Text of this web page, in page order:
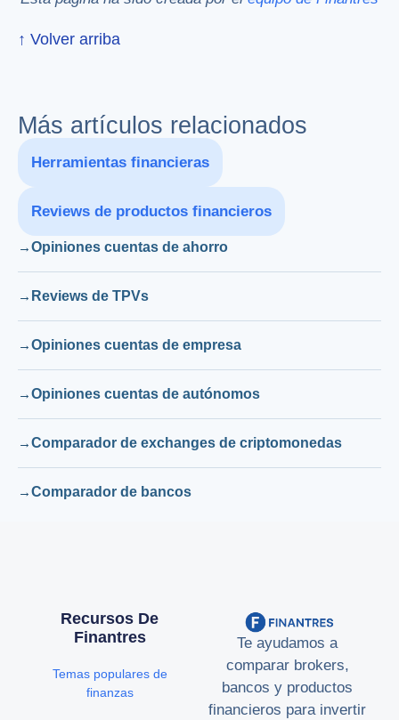
↑ Volver arriba
Más artículos relacionados
Herramientas financieras
Reviews de productos financieros
Opiniones cuentas de ahorro
Reviews de TPVs
Opiniones cuentas de empresa
Opiniones cuentas de autónomos
Comparador de exchanges de criptomonedas
Comparador de bancos
Te ayudamos a
comparar brokers,
bancos y productos
financieros para invertir
Recursos De
Finantres
Temas populares de
finanzas